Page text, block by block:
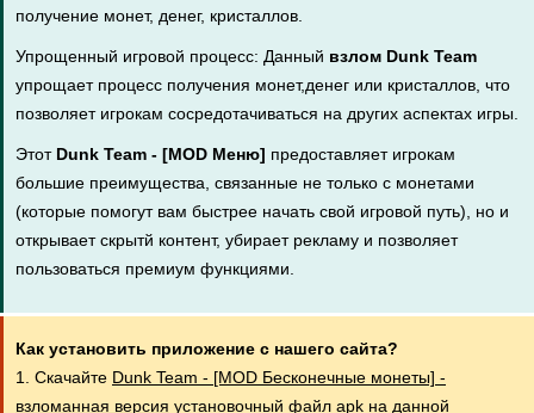
получение монет, денег, кристаллов.
Упрощенный игровой процесс: Данный взлом Dunk Team
упрощает процесс получения монет,денег или кристаллов, что
позволяет игрокам сосредотачиваться на других аспектах игры.
Этот Dunk Team - [MOD Меню] предоставляет игрокам
большие преимущества, связанные не только с монетами
(которые помогут вам быстрее начать свой игровой путь), но и
открывает скрытй контент, убирает рекламу и позволяет
пользоваться премиум функциями.
Как установить приложение с нашего сайта?
1. Скачайте Dunk Team - [MOD Бесконечные монеты] -
взломанная версия установочный файл apk на данной